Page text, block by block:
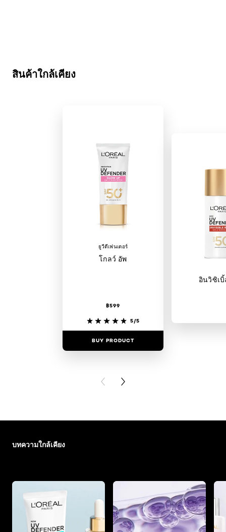
สินค้าใกล้เคียง
ยูวีดีเฟนเดอร์
โกลว์ อัพ
฿599
5/5
BUY PRODUCT
อินวิซิเ
PREVIOUS CARD
NEXT CARD
บทความใกล้เคียง